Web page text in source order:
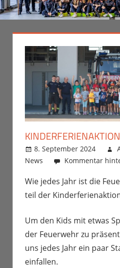
8. September 2024
News
Kommentar
Wie jedes Jahr ist die
teil der
Um den Kids mit etwas
der Feuerwehr zu
uns jedes Jahr ein paar
einfallen.